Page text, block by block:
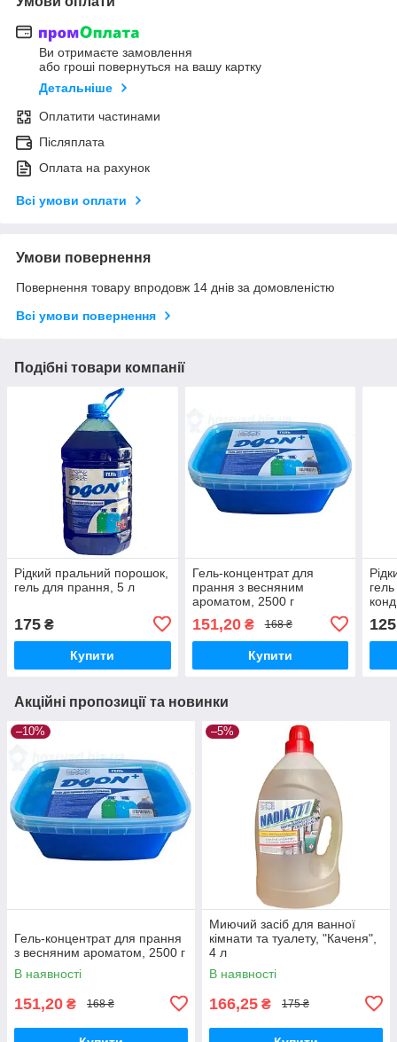
Ви отримаєте замовлення
або гроші повернуться на вашу картку
Детальніше
Оплатити частинами
Післяплата
Оплата на рахунок
Всі умови оплати
Умови повернення
Повернення товару впродовж 14 днів за домовленістю
Всі умови повернення
Подібні товари компанії
Рідкий пральний порошок,
гель для прання, 5 л
175 ₴
Купити
Гель-концентрат для
прання з весняним
ароматом, 2500 г
151,20₴ 168 ₴
Купити
125
Акційні пропозиції та новинки
–10%
Гель-концентрат для прання
з весняним ароматом, 2500 г
В наявності
151,20 ₴ 168 ₴
–5%
Миючий засіб для ванної
кімнати та туалету, "Каченя",
4 л
В наявності
166,25 ₴ 175 ₴